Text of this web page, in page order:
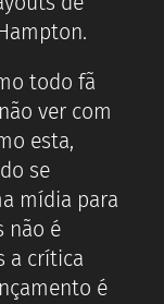
todo fã
ver com
esta,
se
mídia para
não é
a crítica
é